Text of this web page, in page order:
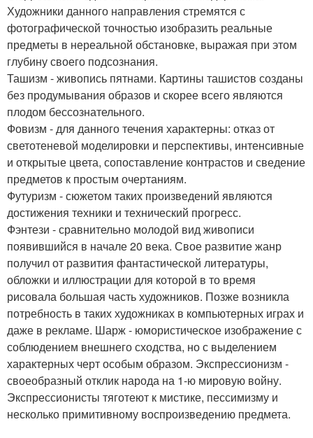
Художники данного направления стремятся с
фотографической точностью изобразить реальные
предметы в нереальной обстановке, выражая при этом
глубину своего подсознания.
Ташизм - живопись пятнами. Картины ташистов созданы
без продумывания образов и скорее всего являются
плодом бессознательного.
Фовизм - для данного течения характерны: отказ от
светотеневой моделировки и перспективы, интенсивные
и открытые цвета, сопоставление контрастов и сведение
предметов к простым очертаниям.
Футуризм - сюжетом таких произведений являются
достижения техники и технический прогресс.
Фэнтези - сравнительно молодой вид живописи
появившийся в начале 20 века. Свое развитие жанр
получил от развития фантастической литературы,
обложки и иллюстрации для которой в то время
рисовала большая часть художников. Позже возникла
потребность в таких художниках в компьютерных играх и
даже в рекламе. Шарж - юмористическое изображение с
соблюдением внешнего сходства, но с выделением
характерных черт особым образом. Экспрессионизм -
своеобразный отклик народа на 1-ю мировую войну.
Экспрессионисты тяготеют к мистике, пессимизму и
несколько примитивному воспроизведению предмета.